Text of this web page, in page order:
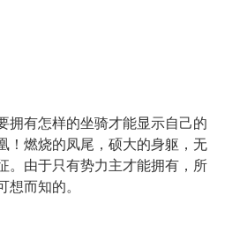
有怎样的坐骑才能显示自己的
！燃烧的凤尾，硕大的身躯，无
。由于只有势力主才能拥有，所
想而知的。